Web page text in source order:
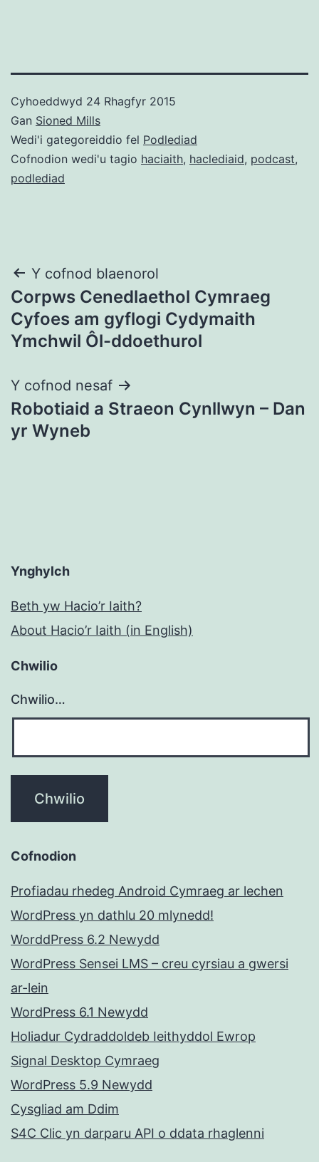
Cyhoeddwyd 24 Rhagfyr 2015
Gan Sioned Mills
Wedi'i gategoreiddio fel Podlediad
Cofnodion wedi'u tagio haciaith, haclediaid, podcast,
podlediad
Llywio
cofnod
Y cofnod blaenorol
Corpws Cenedlaethol Cymraeg
Cyfoes am gyflogi Cydymaith
Ymchwil Ôl-ddoethurol
Y cofnod nesaf
Robotiaid a Straeon Cynllwyn – Dan
yr Wyneb
Ynghylch
Beth yw Hacio’r Iaith?
About Hacio’r Iaith (in English)
Chwilio
Chwilio…
Cofnodion
Profiadau rhedeg Android Cymraeg ar lechen
WordPress yn dathlu 20 mlynedd!
WorddPress 6.2 Newydd
WordPress Sensei LMS – creu cyrsiau a gwersi
ar-lein
WordPress 6.1 Newydd
Holiadur Cydraddoldeb Ieithyddol Ewrop
Signal Desktop Cymraeg
WordPress 5.9 Newydd
Cysgliad am Ddim
S4C Clic yn darparu API o ddata rhaglenni